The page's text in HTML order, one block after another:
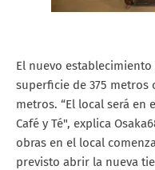
El nuevo
superficie de 375 metros
metros. “El local será en
Café y Té", explica
obras en el local
previsto abrir la nueva